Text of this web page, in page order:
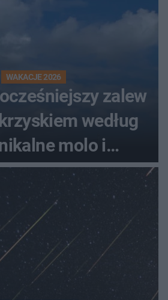
WAKACJE 2026
zalew
według
molo i